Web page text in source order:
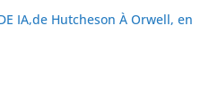
IA,de Hutcheson À Orwell, en